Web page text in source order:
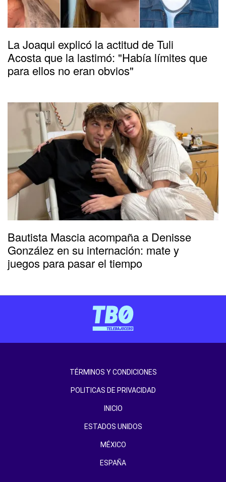
La Joaqui explicó la actitud de Tuli
Acosta que la lastimó: "Había límites que
para ellos no eran obvios"
Bautista Mascia acompaña a Denisse
González en su internación: mate y
juegos para pasar el tiempo
TÉRMINOS Y CONDICIONES
POLITICAS DE PRIVACIDAD
INICIO
ESTADOS UNIDOS
MÉXICO
ESPAÑA